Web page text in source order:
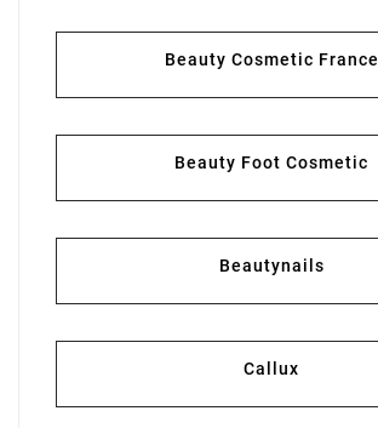
Beauty Cosmetic France
Beauty Foot Cosmetic
Beautynails
Callux